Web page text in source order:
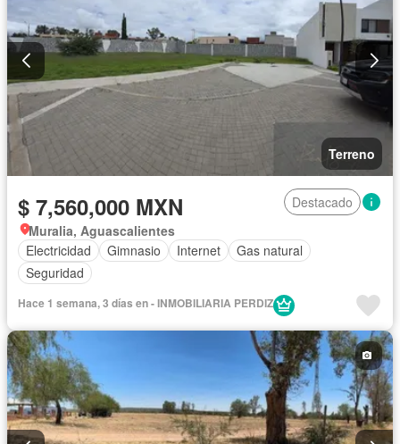
Terreno
$ 7,560,000 MXN
Destacado
Muralia, Aguascalientes
Electricidad
Gimnasio Internet
Gas natural
Seguridad
Hace 1 semana, 3 días en - INMOBILIARIA PERDIZ